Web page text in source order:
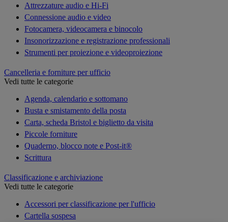
Attrezzature audio e Hi-Fi
Connessione audio e video
Fotocamera, videocamera e binocolo
Insonorizzazione e registrazione professionali
Strumenti per proiezione e videoproiezione
Cancelleria e forniture per ufficio
Vedi tutte le categorie
Agenda, calendario e sottomano
Busta e smistamento della posta
Carta, scheda Bristol e biglietto da visita
Piccole forniture
Quaderno, blocco note e Post-it®
Scrittura
Classificazione e archiviazione
Vedi tutte le categorie
Accessori per classificazione per l'ufficio
Cartella sospesa